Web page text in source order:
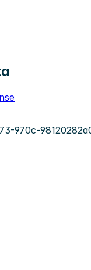
970c-